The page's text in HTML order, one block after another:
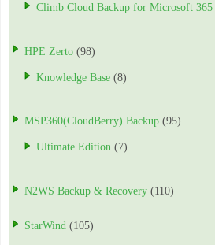
Climb Cloud Backup for Microsoft 365
HPE Zerto (98)
Knowledge Base (8)
MSP360(CloudBerry) Backup (95)
Ultimate Edition (7)
N2WS Backup & Recovery (110)
StarWind (105)